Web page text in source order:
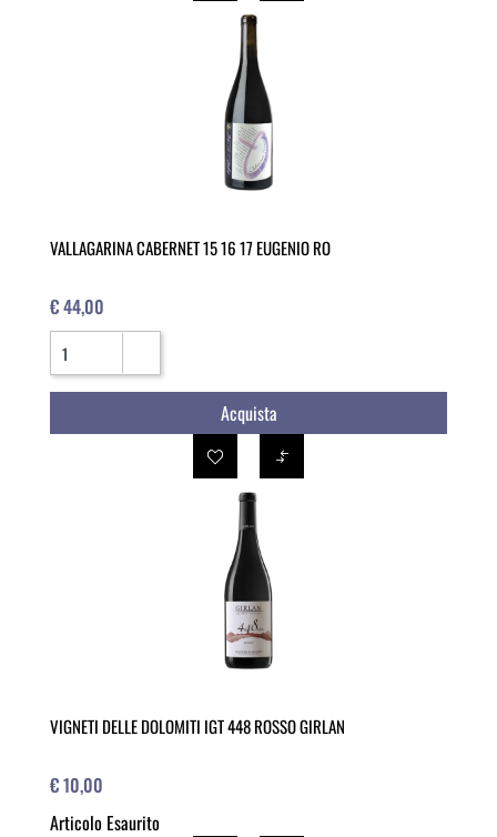
VALLAGARINA CABERNET 15 16 17 EUGENIO RO
€ 44,00
Quantità
Acquista
VIGNETI DELLE DOLOMITI IGT 448 ROSSO GIRLAN
€ 10,00
Articolo Esaurito